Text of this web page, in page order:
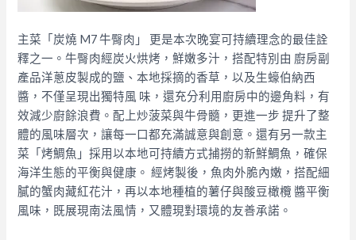
主菜「炭燒 M7 牛臀肉」 更是本次晚宴可持續理念的最佳詮
釋之一。牛臀肉經炭火烘烤，鮮嫩多汁，搭配特別由 廚房副
產品洋蔥皮製成的鹽、本地採摘的香草，以及生蠔伯納西
醬，不僅呈現出獨特風 味，還充分利用廚房中的邊角料，有
效減少廚餘浪費。配上炒菠菜與牛骨髓，更進一步 提升了整
體的風味層次，讓每一口都充滿誠意與創意。還有另一款主
菜「烤鯛魚」採用以本地可持續方式捕撈的新鮮鯛魚，確保
海洋生態的平衡與健康。 經烤製後，魚肉外脆內嫩，搭配細
膩的蟹肉藏紅花汁，再以本地種植的薯仔與酸豆橄欖 醬平衡
風味，既展現南法風情，又體現對環境的友善承諾。